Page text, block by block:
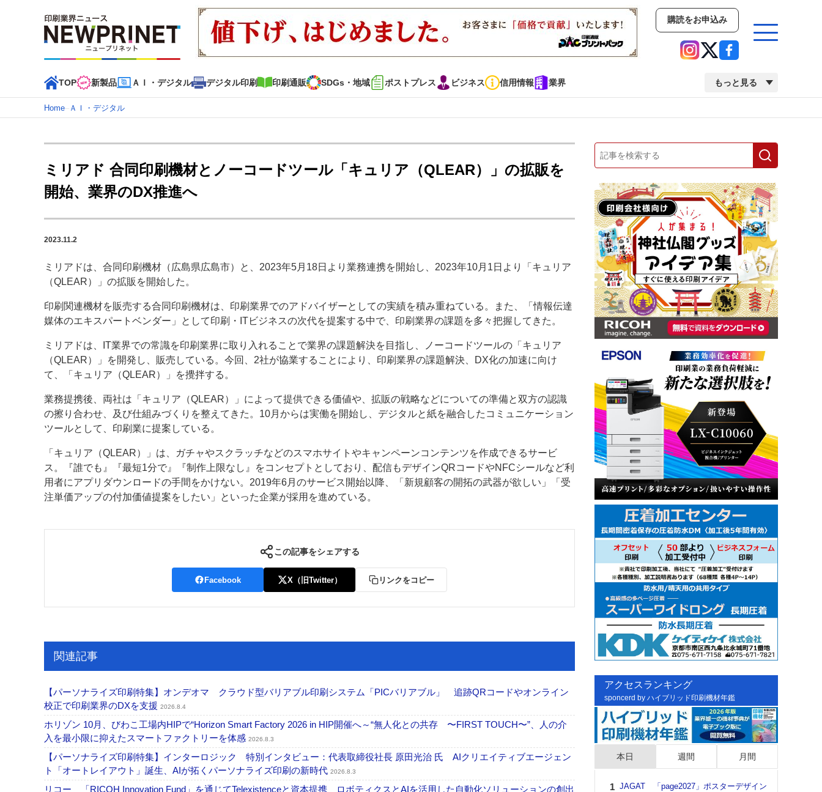
購読をお申込み
TOP 新製品 ＡＩ・デジタル デジタル印刷 印刷通販 SDGs・地域 ポストプレス ビジネス 信用情報 業界 もっと見る
イベント
インデックス
TOP 新着記事 特集記事 動画コンテンツ インタビュー コレクション
カテゴリー一覧
新商品 新製品 ＡＩ・デジタル デジタル印刷 市場・統計 人事・移転・異動・訃報
特集記事カテゴリー一覧
中古印刷機・製本機特集
2022 検査・校正特集
特集・デジタル印刷 ～ 新成長軌道を描く
案内
発刊案内 JFPI印刷用語集 印刷機材年鑑
運営
会社案内 購読・購入申し込み サイトポリシー
Home– ＡＩ・デジタル
ミリアド 合同印刷機材とノーコードツール「キュリア（QLEAR）」の拡販を
開始、業界のDX推進へ
2023.11.2
ミリアドは、合同印刷機材（広島県広島市）と、2023年5月18日より業務連携を開始し、2023年10月1日より「キュリア
（QLEAR）」の拡販を開始した。
印刷関連機材を販売する合同印刷機材は、印刷業界でのアドバイザーとしての実績を積み重ねている。また、「情報伝達
媒体のエキスパートベンダー」として印刷・ITビジネスの次代を提案する中で、印刷業界の課題を多々把握してきた。
ミリアドは、IT業界での常識を印刷業界に取り入れることで業界の課題解決を目指し、ノーコードツールの「キュリア
（QLEAR）」を開発し、販売している。今回、2社が協業することにより、印刷業界の課題解決、DX化の加速に向け
て、「キュリア（QLEAR）」を攪拌する。
業務提携後、両社は「キュリア（QLEAR）」によって提供できる価値や、拡販の戦略などについての準備と双方の認識
の擦り合わせ、及び仕組みづくりを整えてきた。10月からは実働を開始し、デジタルと紙を融合したコミュニケーション
ツールとして、印刷業に提案している。
「キュリア（QLEAR）」は、ガチャやスクラッチなどのスマホサイトやキャンペーンコンテンツを作成できるサービ
ス。『誰でも』『最短1分で』『制作上限なし』をコンセプトとしており、配信もデザインQRコードやNFCシールなど利
用者にアプリダウンロードの手間をかけない。2019年6月のサービス開始以降、「新規顧客の開拓の武器が欲しい」「受
注単価アップの付加価値提案をしたい」といった企業が採用を進めている。
この記事をシェアする
Facebook X（旧Twitter） リンクをコピー
関連記事
【パーソナライズ印刷特集】オンデオマ クラウド型バリアブル印刷システム「PICバリアブル」 追跡QRコードやオンライン
校正で印刷業界のDXを支援 2026.8.4
ホリゾン 10月、びわこ工場内HIPで“Horizon Smart Factory 2026 in HIP開催へ～“無人化との共存 〜FIRST TOUCH〜”、人の介
入を最小限に抑えたスマートファクトリーを体感 2026.8.3
【パーソナライズ印刷特集】インターロジック 特別インタビュー：代表取締役社長 原田光治 氏 AIクリエイティブエージェン
ト「オートレイアウト」誕生、AIが拓くパーソナライズ印刷の新時代 2026.8.3
リコー 「RICOH Innovation Fund」を通じてTelexistenceと資本提携 ロボティクスとAIを活用した自動化ソリューションの創出
アクセスランキング
sponcerd by ハイブリッド印刷機材年鑑
本日 週間 月間
JAGAT 「page2027」ポスターデザイン